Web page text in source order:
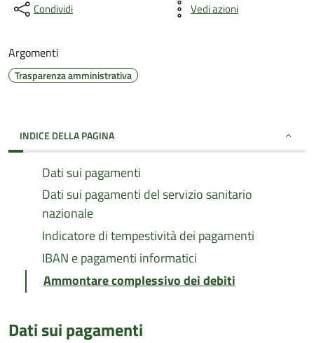
Condividi Vedi azioni
Argomenti
Trasparenza amministrativa
INDICE DELLA PAGINA
Dati sui pagamenti
Dati sui pagamenti del servizio sanitario
nazionale
Indicatore di tempestività dei pagamenti
IBAN e pagamenti informatici
Ammontare complessivo dei debiti
Dati sui pagamenti